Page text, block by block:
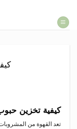
كيفية تخزين
تعد القهوة من